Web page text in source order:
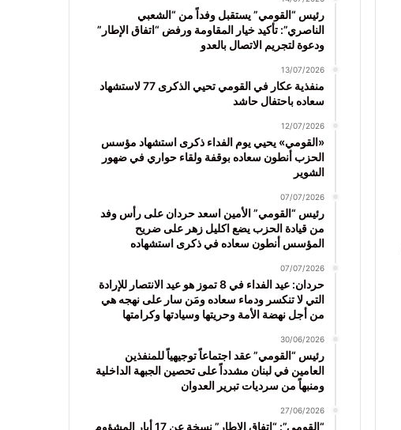
رئيس “القومي” يستقبل وفداً من “الشعبي
الناصري”: تأكيد خيار المقاومة ورفض “اتفاق الإطار”
ودعوة لتجريم الاتصال بالعدو
13/07/2026
منفذية عكار في القومي تحيي الذكرى 77 لاستشهاد
سعاده باحتفال حاشد
12/07/2026
«القومي» يحيي يوم الفداء ذكرى استشهاد مؤسس
الحزب أنطون سعاده بوقفة ولقاء حواري في ضهور
الشوير
07/07/2026
رئيس “القومي” الأمين اسعد حردان على رأس وفد
من قيادة الحزب يضع اكليل زهر على ضريح
المؤسس أنطون سعاده في ذكرى استشهاده
07/07/2026
حردان: عيد الفداء في 8 تموز هو عيد الانتصار للإرادة
التي لا تنكسر ودماء سعاده ومَن سار على نهجه هي
من أجل نهضة الأمة وحريتها وسيادتها وكرامتها
30/06/2026
رئيس “القومي” عقد اجتماعاً توجيهياً للمنفذين
العامين في لبنان مشدداً على تحصين الجبهة الداخلية
ومنبهاً من سرديات تبرير العدوان
27/06/2026
“القومي”: “اتفاق الاطار” نسخة عن 17 أيار المشؤوم